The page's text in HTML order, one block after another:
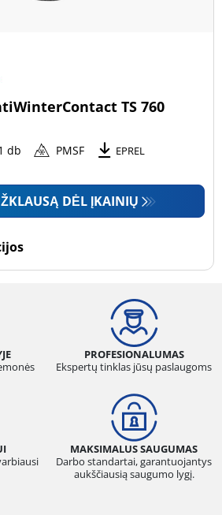
TS 760
db PMSF EPREL
DĖL ĮKAINIŲ
PROFESIONALUMAS
Ekspertų tinklas jūsų paslaugoms
MAKSIMALUS SAUGUMAS
Darbo standartai, garantuojantys
aukščiausią saugumo lygį.